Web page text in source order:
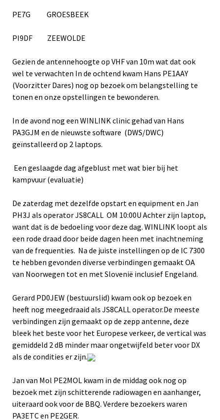
PE7G GROESBEEK
PI9DF ZEEWOLDE
Gezien de antennehoogte op VHF van 10m wat dat ook
wel te verwachten In de ochtend kwam Hans PE1AAY
(Voorzitter Dares) nog op bezoek om belangstelling te
tonen en onze opstellingen te bewonderen.
In de avond nog een WINLINK clinic gehad van Hans
PA3GJM en de nieuwste software (DWS/DWC)
geïnstalleerd op 2 laptops.
Een geslaagde dag afgeblust met wat bier bij het
kampvuur (evaluatie)
De zaterdag met dezelfde opstart en equipment en Jan
PH3J als operator JS8CALL OM 10:00U Achter zijn laptop,
want dat is de bedoeling voor deze dag. WINLINK loopt als
een rode draad door beide dagen heen met inachtneming
van de frequenties. Na de juiste instellingen op de IC 7300
te hebben gevonden diverse verbindingen gemaakt OA
van Noorwegen tot en met Slovenië inclusief Engeland.
Gerard PD0JEW (bestuurslid) kwam ook op bezoek en
heeft nog meegedraaid als JS8CALL operator.De meeste
verbindingen zijn gemaakt op de zepp antenne, deze
bleek het beste voor het Europese verkeer, de vertical was
gemiddeld 2 dB minder maar ongetwijfeld beter voor DX
als de condities er zijn.
Jan van Mol PE2MOL kwam in de middag ook nog op
bezoek met zijn schitterende radiowagen en aanhanger,
uiteraard ook voor de BBQ. Verdere bezoekers waren
PA3ETC en PE2GER.